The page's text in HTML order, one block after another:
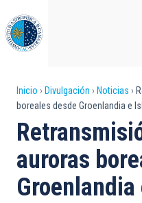
al
contenido
principal
Sobrescribir
enlaces
de
ayuda
a
Inicio Divulgación Noticias
boreales desde Groenlandia e
auroras